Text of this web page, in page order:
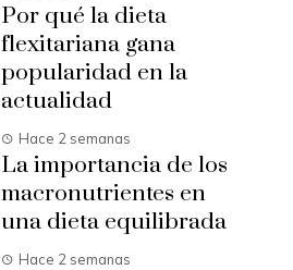
Por qué la dieta
flexitariana gana
popularidad en la
actualidad
Hace 2 semanas
La importancia de los
macronutrientes en
una dieta equilibrada
Hace 2 semanas